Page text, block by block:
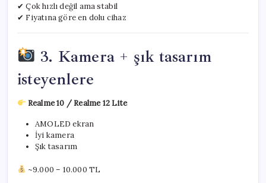
✔ Çok hızlı değil ama stabil
✔ Fiyatına göre en dolu cihaz
3. Kamera + şık tasarım
isteyenlere
Realme 10 / Realme 12 Lite
AMOLED ekran
İyi kamera
Şık tasarım
~9.000 – 10.000 TL